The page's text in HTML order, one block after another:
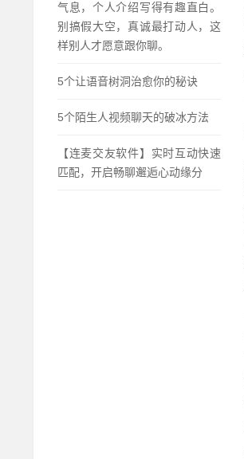
气息，个人介绍写得有趣直白。
别搞假大空，真诚最打动人，这
样别人才愿意跟你聊。
5个让语音树洞治愈你的秘诀
5个陌生人视频聊天的破冰方法
【连麦交友软件】实时互动快速
匹配，开启畅聊邂逅心动缘分